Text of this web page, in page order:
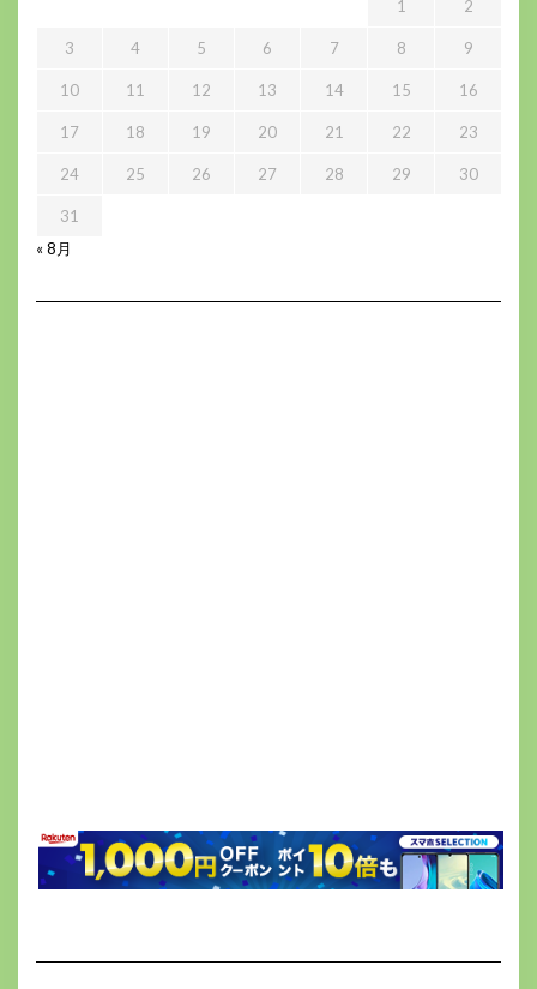
1 2
3 4 5 6 7 8 9
10 11 12 13 14 15 16
17 18 19 20 21 22 23
24 25 26 27 28 29 30
31
« 8月